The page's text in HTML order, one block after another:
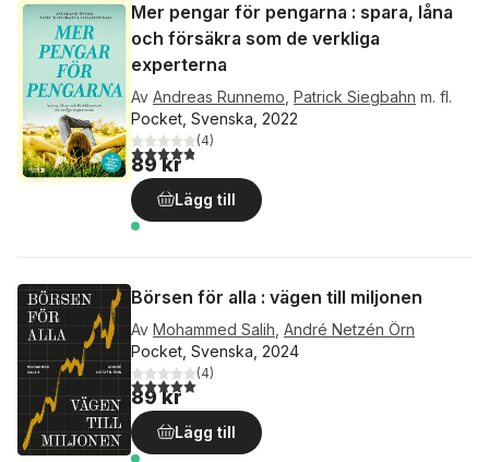
Mer pengar för pengarna : spara, låna
och försäkra som de verkliga
experterna
Av Andreas Runnemo Patrick Siegbahn m. fl.
Pocket, Svenska, 2022
4,8utav 5 stjärnor. Totalt antal röster:
(4)
89 kr
Lägg till
Börsen för alla : vägen till miljonen
Av Mohammed Salih André Netzén Örn
Pocket, Svenska, 2024
5,0utav 5 stjärnor. Totalt antal röster:
(4)
89 kr
Lägg till